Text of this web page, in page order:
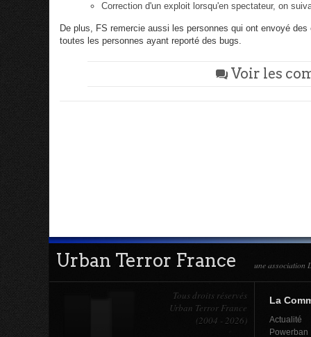
Correction d'un exploit lorsqu'en spectateur, on
De plus, FS remercie aussi les personnes qui ont envoyé des
toutes les personnes ayant reporté des bugs.
q Voir les
Urban Terror France une association
Tous droits réservés
Urban Terror France
(2004 - 2026)
La
Actualité
Powerban